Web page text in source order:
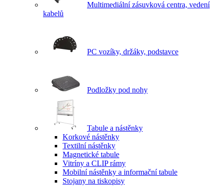
Multimediální zásuvková centra, vedení
kabelů
PC vozíky, držáky, podstavce
Podložky pod nohy
Tabule a nástěnky
Korkové nástěnky
Textilní nástěnky
Magnetické tabule
Vitríny a CLIP rámy
Mobilní nástěnky a informační tabule
Stojany na tiskopisy